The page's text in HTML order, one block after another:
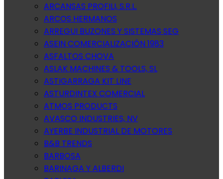
ARCANSAS PROFILI, S.R.L.
ARCOS HERMANOS
ARREGUI BUZONES Y SISTEMAS SEG
ASEIN COMERCIALIZACIÓN 1983
ASFALTOS CHOVA
ASLAK MACHINES & TOOLS, SL
ASTIGARRAGA KIT LINE
ASTURDINTEX COMERCIAL
ATMOS PRODUCTS
AVASCO INDUSTRIES, NV
AYERBE INDUSTRIAL DE MOTORES
B&B TRENDS
BARBOSA
BARINAGA Y ALBERDI